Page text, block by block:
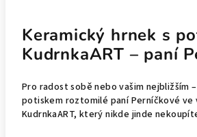
Keramický hrnek s
KudrnkaART – paní
Pro radost sobě nebo vašim nejbližším
potiskem roztomilé paní Perníčkové ve
KudrnkaART, který nikde jinde